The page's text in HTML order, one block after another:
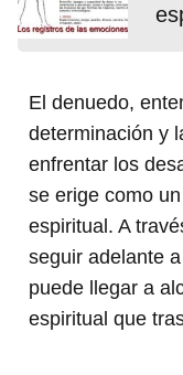
El denuedo,
determinación y
enfrentar los
se erige como
espiritual. A
seguir adelante
puede llegar a
espiritual que